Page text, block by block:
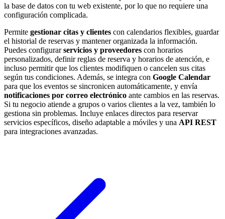
la base de datos con tu web existente, por lo que no requiere una
configuración complicada.
Permite gestionar citas y clientes con calendarios flexibles, guardar
el historial de reservas y mantener organizada la información.
Puedes configurarservicios y proveedores con horarios
personalizados, definir reglas de reserva y horarios de atención, e
incluso permitir que los clientes modifiquen o cancelen sus citas
según tus condiciones. Además, se integra con Google Calendar
para que los eventos se sincronicen automáticamente, y envía
notificaciones por correo electrónico ante cambios en las reservas.
Si tu negocio atiende a grupos o varios clientes a la vez, también lo
gestiona sin problemas. Incluye enlaces directos para reservar
servicios específicos, diseño adaptable a móviles y una API REST
para integraciones avanzadas.